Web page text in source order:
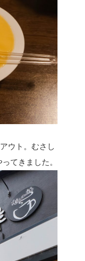
ウト。むさし
てきました。